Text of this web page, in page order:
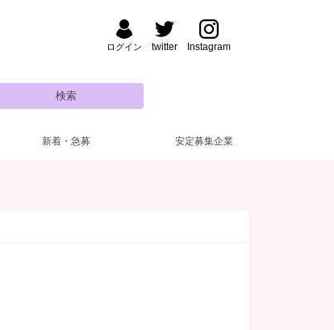
Instagram
twitter
ログイン
新着・急募 安定募集企業